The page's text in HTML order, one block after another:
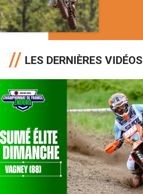
LES DERNIÈRES VIDÉOS